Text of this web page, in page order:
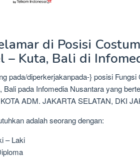
di Posisi
– Kuta, Bali di
pada/diperkerjakanpada-} posisi
Bali pada Infomedia Nusantara yang
ADM. JAKARTA SELATAN, DKI
adalah seorang dengan:
– Laki